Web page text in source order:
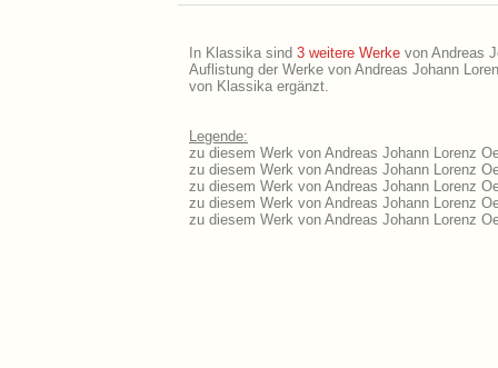
In Klassika sind 3 weitere Werke von Andreas
Auflistung der Werke von Andreas Johann
von Klassika ergänzt.
Legende:
zu diesem Werk von Andreas Johann Lorenz
zu diesem Werk von Andreas Johann Lorenz
zu diesem Werk von Andreas Johann Lorenz
zu diesem Werk von Andreas Johann Lorenz
zu diesem Werk von Andreas Johann Lorenz